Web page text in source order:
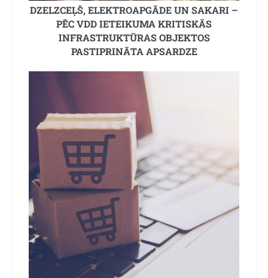
DZELZCEĻŠ, ELEKTROAPGĀDE UN SAKARI –
PĒC VDD IETEIKUMA KRITISKĀS
INFRASTRUKTŪRAS OBJEKTOS
PASTIPRINĀTA APSARDZE